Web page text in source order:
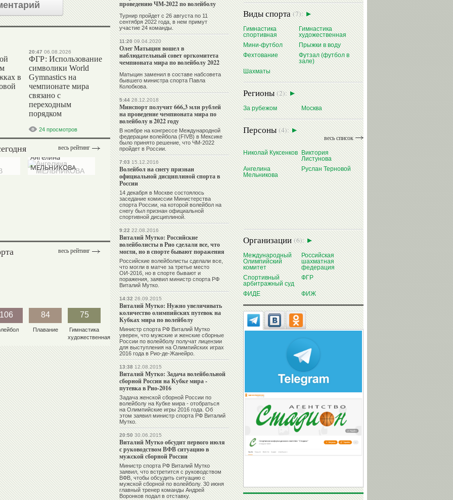
в
20:47 06.08.2026
ФГР: Использование
символики World
Gymnastics на
чемпионате мира
связано с
переходным
порядком
24 просмотров
весь рейтинг
Ангелина
МЕЛЬНИКОВА
весь рейтинг
106 84
Плавание
75
Гимнастика
художественная
проведению ЧМ-2022 по волейболу
Турнир пройдет с 26 августа по 11
сентября 2022 года, в нем примут
участие 24 команды.
11:2009.04.2020
Олег Матыцин вошел в
наблюдательный совет оргкомитета
чемпионата мира по волейболу 2022
Матыцин заменил в составе набсовета
бывшего министра спорта Павла
Колобкова.
5:4428.12.2018
Минспорт получит 666,3 млн рублей
на проведение чемпионата мира по
волейболу в 2022 году
В ноябре на конгрессе Международной
федерации волейбола (FIVB) в Мексике
было принято решение, что ЧМ-2022
пройдет в России.
7:0315.12.2016
Волейбол на снегу признан
официальной дисциплиной спорта в
России
14 декабря в Москве состоялось
заседание комиссии Министерства
спорта России, на которой волейбол на
снегу был признан официальной
спортивной дисциплиной.
9:2222.08.2016
Виталий Мутко: Российские
волейболисты в Рио сделали все, что
могли, но в спорте бывают поражения
Российские волейболисты сделали все,
что могли в матче за третье место
ОИ-2016, но в спорте бывают и
поражения, заявил министр спорта РФ
Виталий Мутко.
14:3226.09.2015
Виталий Мутко: Нужно увеличивать
количество олимпийских путевок на
Кубках мира по волейболу
Министр спорта РФ Виталий Мутко
уверен, что мужские и женские сборные
России по волейболу получат лицензии
для выступления на Олимпийских играх
2016 года в Рио-де-Жанейро.
13:3812.08.2015
Виталий Мутко: Задача волейбольной
сборной России на Кубке мира -
путевка в Рио-2016
Задача женской сборной России по
волейболу на Кубке мира - отобраться
на Олимпийские игры 2016 года. Об
этом заявил министр спорта РФ Виталий
Мутко.
20:5030.06.2015
Виталий Мутко обсудит первого июля
с руководством ВФВ ситуацию в
мужской сборной России
Министр спорта РФ Виталий Мутко
заявил, что встретится с руководством
ВФВ, чтобы обсудить ситуацию с
мужской сборной по волейболу. 30 июня
главный тренер команды Андрей
Воронков подал в отставку.
Виды спорта(7):
Гимнастика
спортивная
Гимнастика
художественная
Мини-футбол
Прыжки в воду
Фехтование
Футзал (футбол в
зале)
Шахматы
Регионы(2):
За рубежом Москва
Персоны(4):
весь список
Николай Куксенков Виктория
Листунова
Ангелина
Мельникова
Руслан Терновой
Организации(6):
Международный
Олимпийский
комитет
Российская
шахматная
федерация
Спортивный
арбитражный суд
ФГР
ФИДЕ ФИЖ